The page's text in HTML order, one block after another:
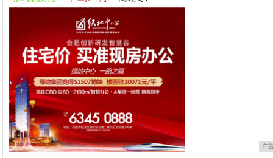
广